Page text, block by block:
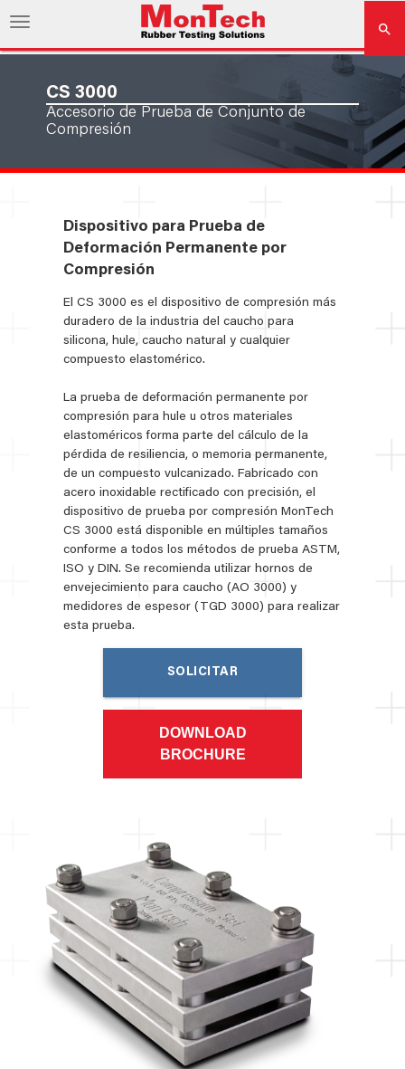
CS 3000
Accesorio de Prueba de Conjunto de
Compresión
Dispositivo para Prueba de
Deformación Permanente por
Compresión
El CS 3000 es el dispositivo de compresión más
duradero de la industria del caucho para
silicona, hule, caucho natural y cualquier
compuesto elastomérico.
La prueba de deformación permanente por
compresión para hule u otros materiales
elastoméricos forma parte del cálculo de la
pérdida de resiliencia, o memoria permanente,
de un compuesto vulcanizado. Fabricado con
acero inoxidable rectificado con precisión, el
dispositivo de prueba por compresión MonTech
CS 3000 está disponible en múltiples tamaños
conforme a todos los métodos de prueba ASTM,
ISO y DIN. Se recomienda utilizar hornos de
envejecimiento para caucho (AO 3000) y
medidores de espesor (TGD 3000) para realizar
esta prueba.
SOLICITAR
DOWNLOAD
BROCHURE